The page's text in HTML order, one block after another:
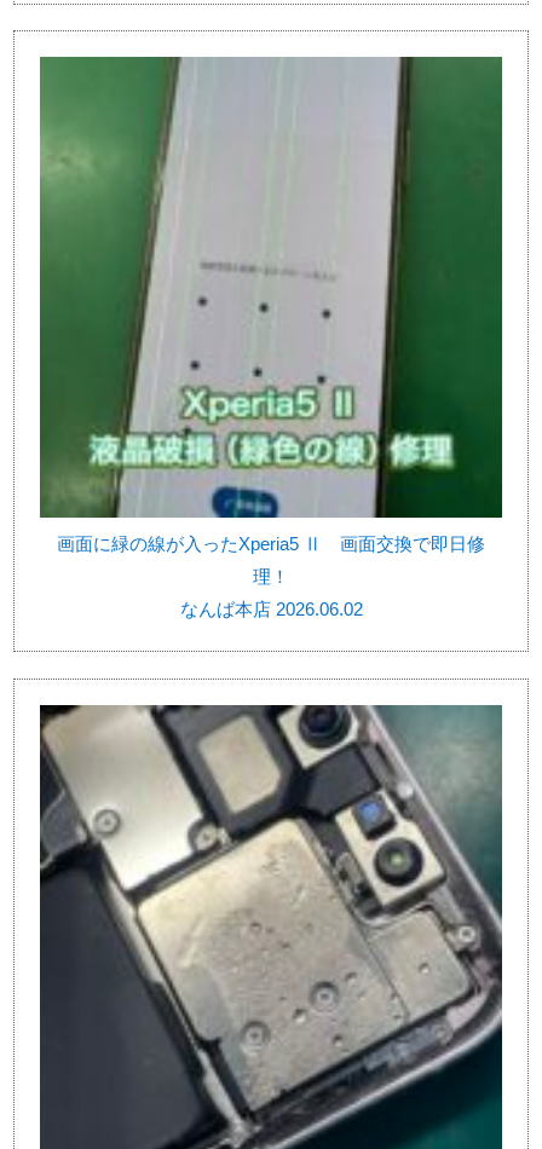
画面に緑の線が入ったXperia5 Ⅱ 画面交換で即日修
理！
なんば本店 2026.06.02